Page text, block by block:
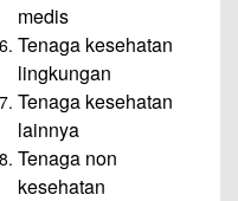
medis
Tenaga kesehatan
lingkungan
Tenaga kesehatan
lainnya
Tenaga non
kesehatan